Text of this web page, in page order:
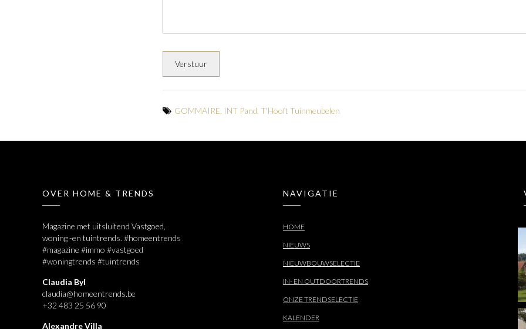
GOMMAIRE INT Pand T'Hooft Tuinmeubelen
OVER HOME & TRENDS
Magazine met uitsluitend Vastgoed,
woning -en tuintrends. #homeentrends
#magazine #immo #vastgoed
#woningtrends #tuintrends
Claudia Byl
claudia@homeentrends.be
+32 483 25 56 90
Alexandre Villa
NAVIGATIE
HOME
NIEUWS
NIEUWBOUWSELECTIE
IN- EN OUTDOORTRENDS
ONZE TRENDSELECTIE
KALENDER